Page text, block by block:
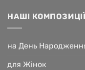
НАШІ
на День
для Жінок